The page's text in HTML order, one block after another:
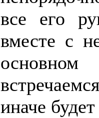
все его
вместе с
иначе